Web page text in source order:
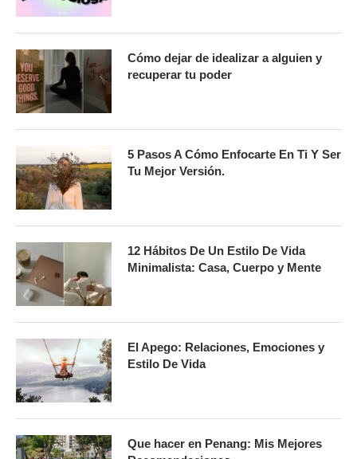
Cómo dejar de idealizar a alguien y
recuperar tu poder
5 Pasos A Cómo Enfocarte En Ti Y Ser
Tu Mejor Versión.
12 Hábitos De Un Estilo De Vida
Minimalista: Casa, Cuerpo y Mente
El Apego: Relaciones, Emociones y
Estilo De Vida
Que hacer en Penang: Mis Mejores